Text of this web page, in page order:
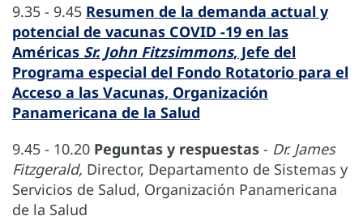
9.35 - 9.45 Resumen de la demanda actual y
potencial de vacunas COVID -19 en las
Américas Sr. John Fitzsimmons, Jefe del
Programa especial del Fondo Rotatorio para el
Acceso a las Vacunas, Organización
Panamericana de la Salud
9.45 - 10.20 Peguntas y respuestas - Dr. James
Fitzgerald, Director, Departamento de Sistemas y
Servicios de Salud, Organización Panamericana
de la Salud